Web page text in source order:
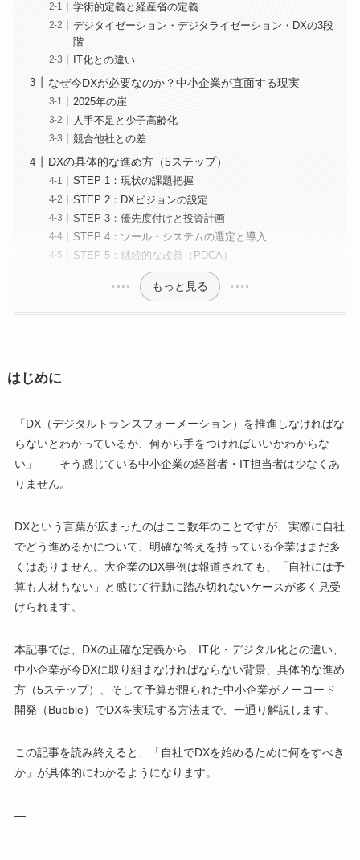
学術的定義と経産省の定義
デジタイゼーション・デジタライゼーション・DXの3段
階
IT化との違い
なぜ今DXが必要なのか？中小企業が直面する現実
2025年の崖
人手不足と少子高齢化
競合他社との差
DXの具体的な進め方（5ステップ）
STEP 1：現状の課題把握
STEP 2：DXビジョンの設定
STEP 3：優先度付けと投資計画
STEP 4：ツール・システムの選定と導入
STEP 5：継続的な改善（PDCA）
もっと見る
はじめに
「DX（デジタルトランスフォーメーション）を推進しなければな
らないとわかっているが、何から手をつければいいかわからな
い」——そう感じている中小企業の経営者・IT担当者は少なくあ
りません。
DXという言葉が広まったのはここ数年のことですが、実際に自社
でどう進めるかについて、明確な答えを持っている企業はまだ多
くはありません。大企業のDX事例は報道されても、「自社には予
算も人材もない」と感じて行動に踏み切れないケースが多く見受
けられます。
本記事では、DXの正確な定義から、IT化・デジタル化との違い、
中小企業が今DXに取り組まなければならない背景、具体的な進め
方（5ステップ）、そして予算が限られた中小企業がノーコード
開発（Bubble）でDXを実現する方法まで、一通り解説します。
この記事を読み終えると、「自社でDXを始めるために何をすべき
か」が具体的にわかるようになります。
—